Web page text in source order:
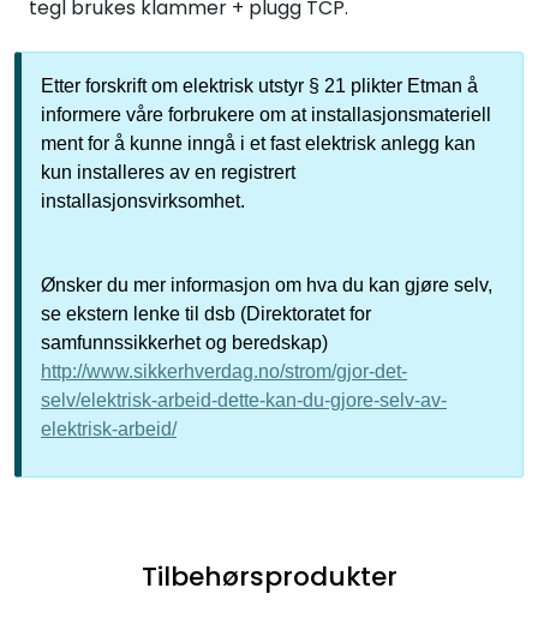
tegl brukes klammer + plugg TCP.
Etter forskrift om elektrisk utstyr § 21 plikter Etman å
informere våre forbrukere om at installasjonsmateriell
ment for å kunne inngå i et fast elektrisk anlegg kan
kun installeres av en registrert
installasjonsvirksomhet.
Ønsker du mer informasjon om hva du kan gjøre selv,
se ekstern lenke til dsb (Direktoratet for
samfunnssikkerhet og beredskap)
http://www.sikkerhverdag.no/strom/gjor-det-
selv/elektrisk-arbeid-dette-kan-du-gjore-selv-av-
elektrisk-arbeid/
Tilbehørsprodukter